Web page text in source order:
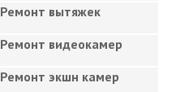
Ремонт вытяжек
Ремонт видеокамер
Ремонт экшн камер